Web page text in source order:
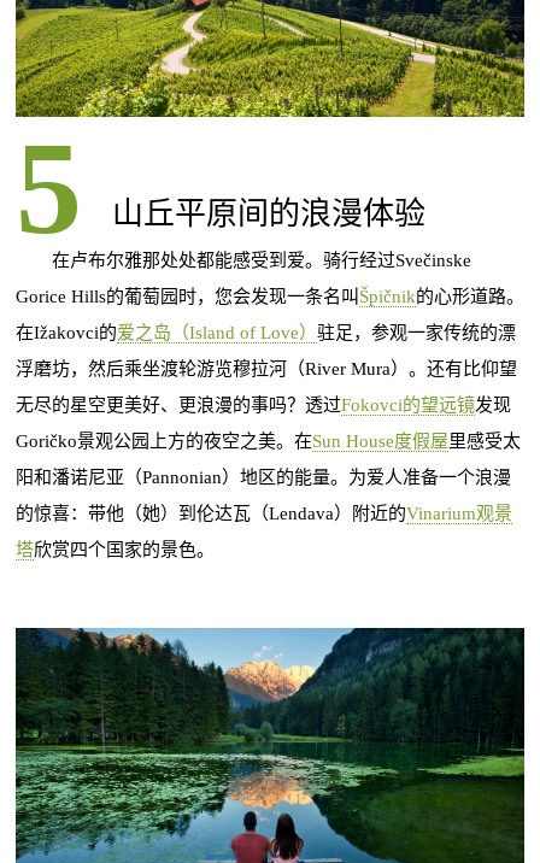
山丘平原间的浪漫体验
在卢布尔雅那处处都能感受到爱。骑行经过Svečinske
Gorice Hills的葡萄园时，您会发现一条名叫Špičnik的心形道路。
在Ižakovci的爱之岛（Island of Love） 驻足，参观一家传统的漂
浮磨坊，然后乘坐渡轮游览穆拉河（River Mura）。还有比仰望
无尽的星空更美好、更浪漫的事吗？透过Fokovci的望远镜发现
Goričko景观公园上方的夜空之美。在Sun House度假屋里感受太
阳和潘诺尼亚（Pannonian）地区的能量。为爱人准备一个浪漫
的惊喜：带他（她）到伦达瓦（Lendava）附近的Vinarium观景
塔欣赏四个国家的景色。